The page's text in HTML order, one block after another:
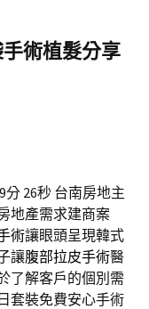
術植髮分享
分 26秒 台南房地主
地產需求建商案
術讓眼頭呈現韓式
讓腹部拉皮手術醫
了解客戶的個別需
套裝免費安心手術